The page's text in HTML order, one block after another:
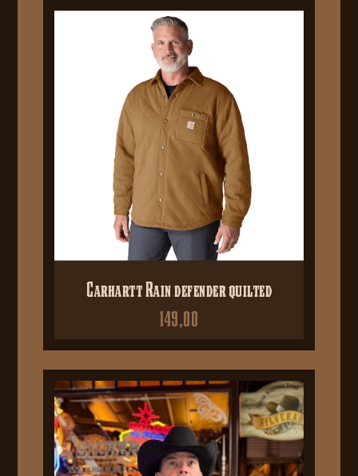
Carhartt Rain defender quilted
149,00